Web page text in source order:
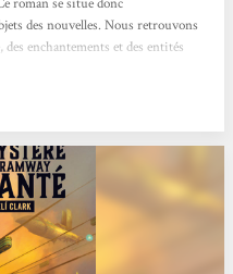
des nouvelles. Nous retrouvons
enchantements et des entités
une cinquantaine d’années,